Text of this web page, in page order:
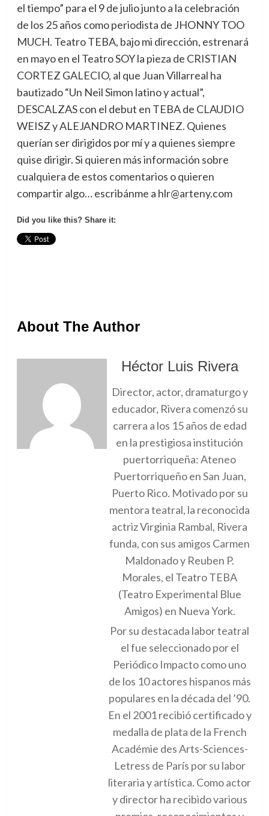
el tiempo” para el 9 de julio junto a la celebración
de los 25 años como periodista de JHONNY TOO
MUCH. Teatro TEBA, bajo mi dirección, estrenará
en mayo en el Teatro SOY la pieza de CRISTIAN
CORTEZ GALECIO, al que Juan Villarreal ha
bautizado “Un Neil Simon latino y actual”,
DESCALZAS con el debut en TEBA de CLAUDIO
WEISZ y ALEJANDRO MARTINEZ. Quienes
querían ser dirigidos por mí y a quienes siempre
quise dirigir. Si quieren más información sobre
cualquiera de estos comentarios o quieren
compartir algo… escribánme a hlr@arteny.com
Did you like this? Share it:
About The Author
Héctor Luis Rivera
Director, actor, dramaturgo y
educador, Rivera comenzó su
carrera a los 15 años de edad
en la prestigiosa institución
puertorriqueña: Ateneo
Puertorriqueño en San Juan,
Puerto Rico. Motivado por su
mentora teatral, la reconocida
actriz Virginia Rambal, Rivera
funda, con sus amigos Carmen
Maldonado y Reuben P.
Morales, el Teatro TEBA
(Teatro Experimental Blue
Amigos) en Nueva York.
Por su destacada labor teatral
el fue seleccionado por el
Periódico Impacto como uno
de los 10 actores hispanos más
populares en la década del ’90.
En el 2001 recibió certificado y
medalla de plata de la French
Académie des Arts-Sciences-
Letress de París por su labor
literaria y artística. Como actor
y director ha recibido various